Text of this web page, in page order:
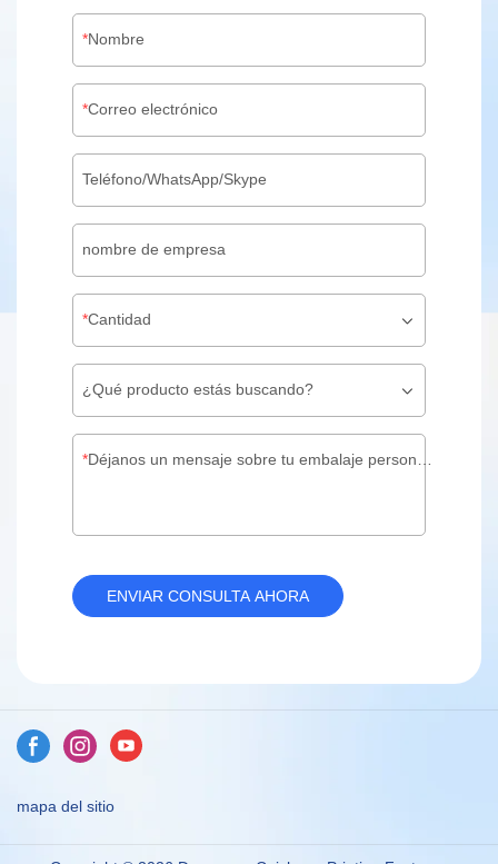
Nombre
Correo electrónico
Teléfono/WhatsApp/Skype
nombre de empresa
Cantidad
¿Qué producto estás buscando?
Déjanos un mensaje sobre tu embalaje personalizado
ENVIAR CONSULTA AHORA
mapa del sitio